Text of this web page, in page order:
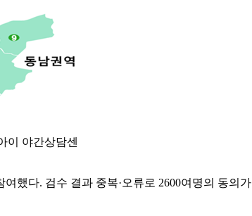
이 야간상담센
했다. 검수 결과 중복·오류로 2600여명의 동의